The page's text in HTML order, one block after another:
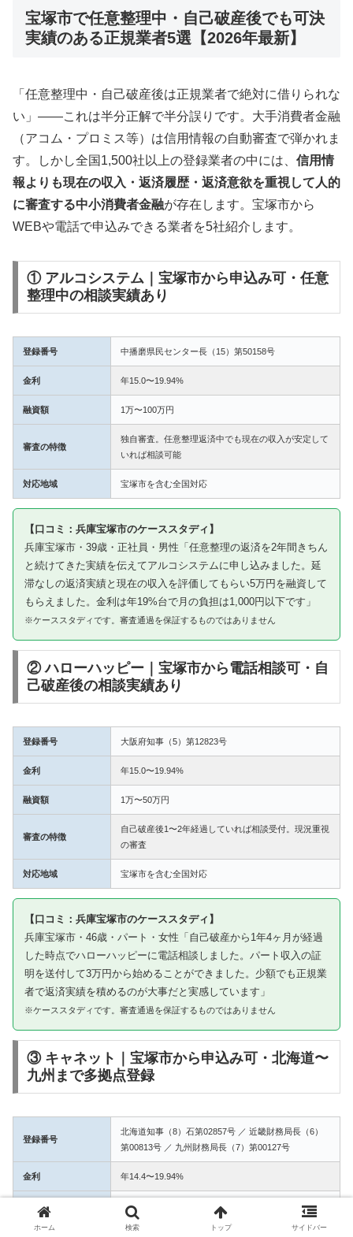
宝塚市で任意整理中・自己破産後でも可決
実績のある正規業者5選【2026年最新】
「任意整理中・自己破産後は正規業者で絶対に借りられな
い」——これは半分正解で半分誤りです。大手消費者金融
（アコム・プロミス等）は信用情報の自動審査で弾かれま
す。しかし全国1,500社以上の登録業者の中には、 信用情
報よりも現在の収入・返済履歴・返済意欲を重視して人的
に審査する中小消費者金融が存在します。宝塚市から
WEBや電話で申込みできる業者を5社紹介します。
① アルコシステム｜宝塚市から申込み可・任意
整理中の相談実績あり
登録番号 中播磨県民センター長（15）第50158号
金利 年15.0〜19.94%
融資額 1万〜100万円
審査の特徴
独自審査。任意整理返済中でも現在の収入が安定して
いれば相談可能
対応地域 宝塚市を含む全国対応
【口コミ：兵庫宝塚市のケーススタディ】
兵庫宝塚市・39歳・正社員・男性「任意整理の返済を2年間きちん
と続けてきた実績を伝えてアルコシステムに申し込みました。延
滞なしの返済実績と現在の収入を評価してもらい5万円を融資して
もらえました。金利は年19%台で月の負担は1,000円以下です」
※ケーススタディです。審査通過を保証するものではありません
② ハローハッピー｜宝塚市から電話相談可・自
己破産後の相談実績あり
登録番号 大阪府知事（5）第12823号
金利 年15.0〜19.94%
融資額 1万〜50万円
審査の特徴
自己破産後1〜2年経過していれば相談受付。現況重視
の審査
対応地域 宝塚市を含む全国対応
【口コミ：兵庫宝塚市のケーススタディ】
兵庫宝塚市・46歳・パート・女性「自己破産から1年4ヶ月が経過
した時点でハローハッピーに電話相談しました。パート収入の証
明を送付して3万円から始めることができました。少額でも正規業
者で返済実績を積めるのが大事だと実感しています」
※ケーススタディです。審査通過を保証するものではありません
③ キャネット｜宝塚市から申込み可・北海道〜
九州まで多拠点登録
登録番号
北海道知事（8）石第02857号 ／ 近畿財務局長（6）
第00813号 ／ 九州財務局長（7）第00127号
金利 年14.4〜19.94%
融資額 1万〜50万円
ホーム 検索 トップ サイドバー